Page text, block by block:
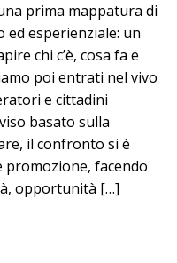
prima mappatura di
esperienziale: un
chi c’è, cosa fa e
poi entrati nel vivo
e cittadini
basato sulla
il confronto si è
facendo
opportunità […]